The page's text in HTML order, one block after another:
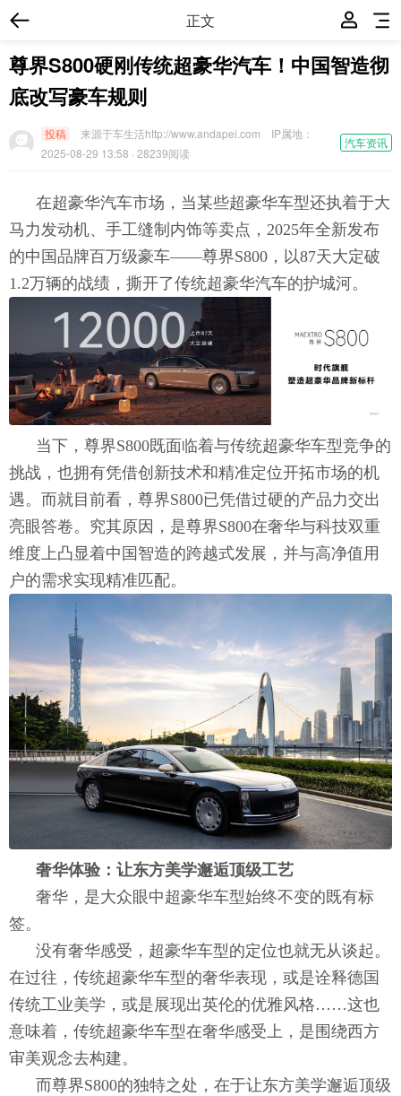
正文
尊界S800硬刚传统超豪华汽车！中国智造彻
底改写豪车规则
汽车资讯
投稿 来源于车生活http://www.andapei.com
IP属地：
2025-08-29 13:58 · 28239阅读
在超豪华汽车市场，当某些超豪华车型还执着于大
马力发动机、手工缝制内饰等卖点，2025年全新发布
的中国品牌百万级豪车——尊界S800，以87天大定破
1.2万辆的战绩，撕开了传统超豪华汽车的护城河。
当下，尊界S800既面临着与传统超豪华车型竞争的
挑战，也拥有凭借创新技术和精准定位开拓市场的机
遇。而就目前看，尊界S800已凭借过硬的产品力交出
亮眼答卷。究其原因，是尊界S800在奢华与科技双重
维度上凸显着中国智造的跨越式发展，并与高净值用
户的需求实现精准匹配。
奢华体验：让东方美学邂逅顶级工艺
奢华，是大众眼中超豪华车型始终不变的既有标
签。
没有奢华感受，超豪华车型的定位也就无从谈起。
在过往，传统超豪华车型的奢华表现，或是诠释德国
传统工业美学，或是展现出英伦的优雅风格……这也
意味着，传统超豪华车型在奢华感受上，是围绕西方
审美观念去构建。
而尊界S800的独特之处，在于让东方美学邂逅顶级